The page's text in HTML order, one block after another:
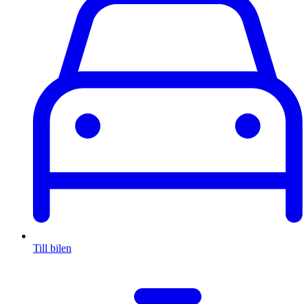
Till bilen